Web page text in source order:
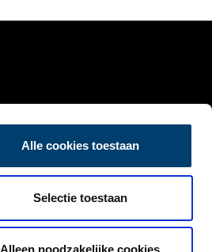
Alle cookies toestaan
Selectie toestaan
Alleen noodzakelijke cookies